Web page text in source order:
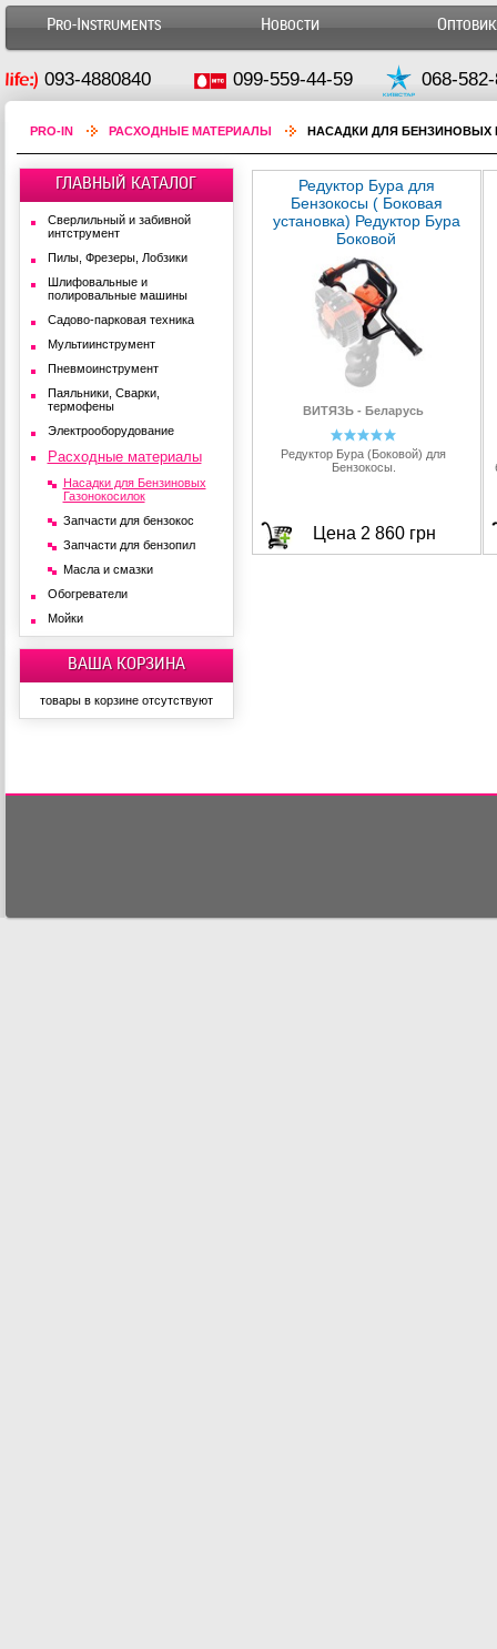
Pro-Instruments Новости
093-4880840 099-559-44-59 068-
PRO-IN РАСХОДНЫЕ МАТЕРИАЛЫ НАСАДКИ ДЛЯ БЕНЗИНОВЫХ
ГЛАВНЫЙ КАТАЛОГ
Сверлильный и забивной
интструмент
Пилы, Фрезеры, Лобзики
Шлифовальные и
полировальные машины
Садово-парковая техника
Мультиинструмент
Пневмоинструмент
Паяльники, Сварки,
термофены
Электрооборудование
Расходные материалы
Насадки для Бензиновых
Газонокосилок
Запчасти для бензокос
Запчасти для бензопил
Масла и смазки
Обогреватели
Мойки
ВАША КОРЗИНА
товары в корзине отсутствуют
Редуктор Бура для
Бензокосы ( Боковая
установка) Редуктор Бура
Боковой
ВИТЯЗЬ - Беларусь
Редуктор Бура (Боковой) для
Бензокосы.
Цена 2 860 грн